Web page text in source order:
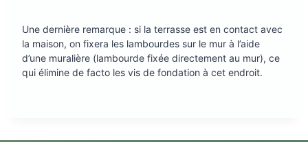
Une dernière remarque : si la terrasse est en contact avec
la maison, on fixera les lambourdes sur le mur à l’aide
d’une muralière (lambourde fixée directement au mur), ce
qui élimine de facto les vis de fondation à cet endroit.